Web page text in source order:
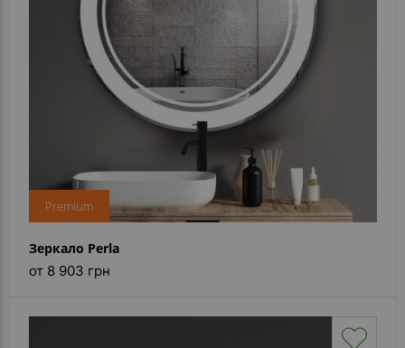
Premium
Зеркало Perla
от 8 903 грн